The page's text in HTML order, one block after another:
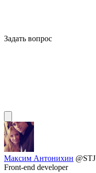
Задать вопрос
Максим Антонихин @STJ
Front-end developer